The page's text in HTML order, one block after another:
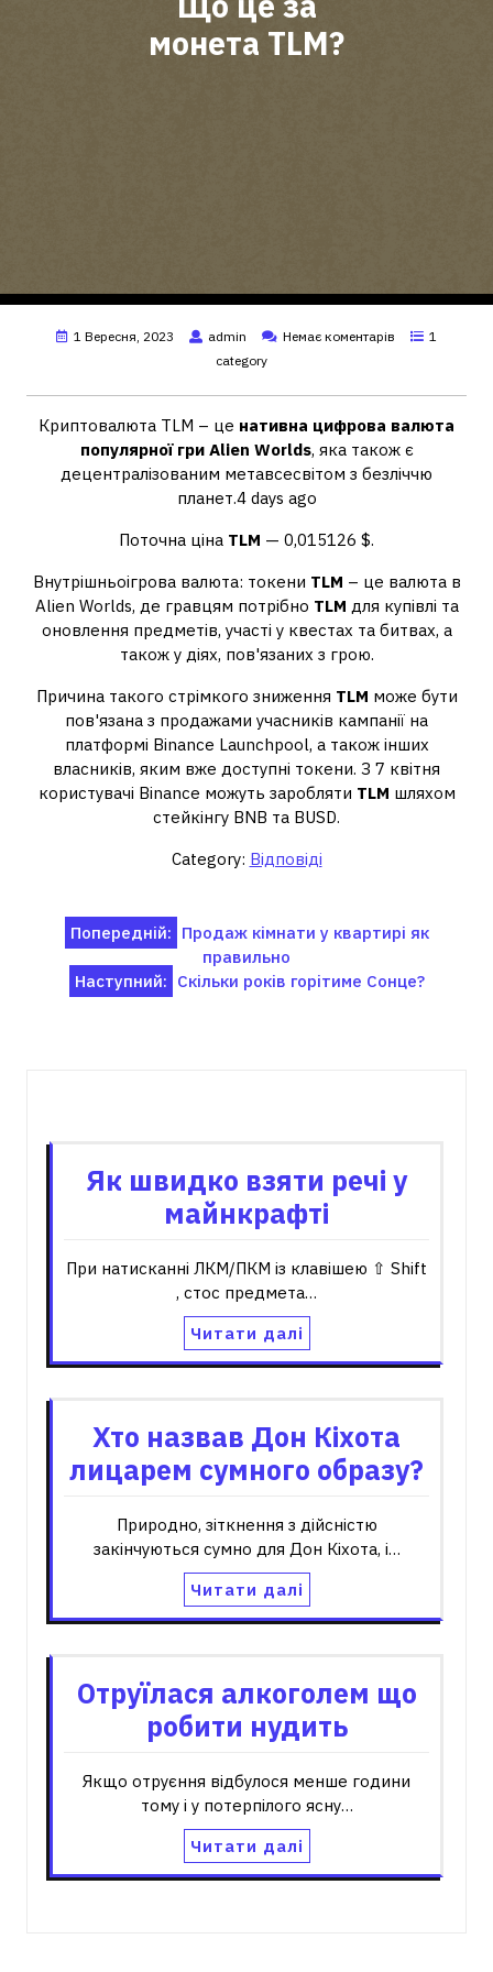
монета TLM?
1 Вересня, 2023 admin Немає коментарів
1
category
Криптовалюта TLM – це нативна цифрова валюта
популярної гри Alien Worlds, яка також є
децентралізованим метавсесвітом з безліччю
планет.4 days ago
Поточна ціна TLM — 0,015126 $.
Внутрішньоігрова валюта: токени TLM – це валюта в
Alien Worlds, де гравцям потрібно TLM для купівлі та
оновлення предметів, участі у квестах та битвах, а
також у діях, пов'язаних з грою.
Причина такого стрімкого зниження TLM може бути
пов'язана з продажами учасників кампанії на
платформі Binance Launchpool, а також інших
власників, яким вже доступні токени. З 7 квітня
користувачі Binance можуть заробляти TLM шляхом
стейкінгу BNB та BUSD.
Category: Відповіді
Навігація
записів
Попередній: Продаж кімнати у квартирі як
правильно
Наступний: Скільки років горітиме Сонце?
Як швидко взяти речі у
майнкрафті
При натисканні ЛКМ/ПКМ із клавішею ⇧ Shift
, стос предмета…
Читати далі
Хто назвав Дон Кіхота
лицарем сумного образу?
Природно, зіткнення з дійсністю
закінчуються сумно для Дон Кіхота, і…
Читати далі
Отруїлася алкоголем що
робити нудить
Якщо отруєння відбулося менше години
тому і у потерпілого ясну…
Читати далі